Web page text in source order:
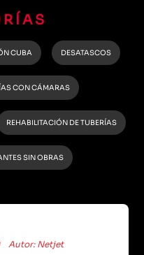
CUBA DESATASCOS
CON CÁMARAS
REHABILITACIÓN DE TUBERÍAS
SIN OBRAS
Autor: Netjet